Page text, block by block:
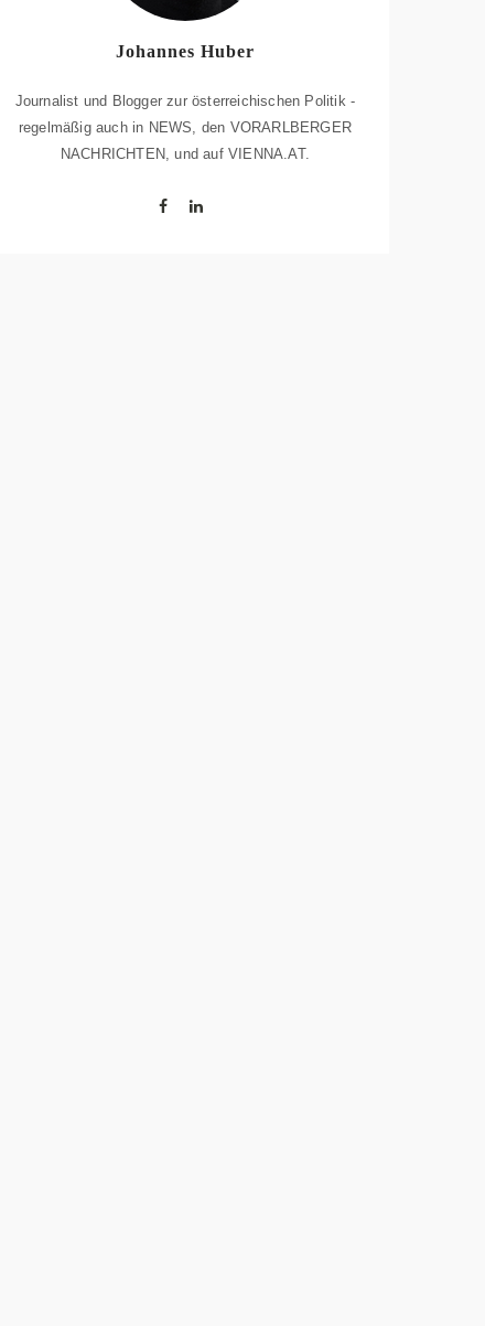
Johannes Huber
Journalist und Blogger zur österreichischen Politik -
regelmäßig auch in NEWS, den VORARLBERGER
NACHRICHTEN, und auf VIENNA.AT.